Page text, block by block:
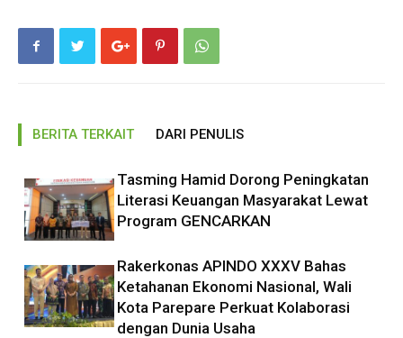
BERITA TERKAIT DARI PENULIS
Tasming Hamid Dorong Peningkatan
Literasi Keuangan Masyarakat Lewat
Program GENCARKAN
Rakerkonas APINDO XXXV Bahas
Ketahanan Ekonomi Nasional, Wali
Kota Parepare Perkuat Kolaborasi
dengan Dunia Usaha